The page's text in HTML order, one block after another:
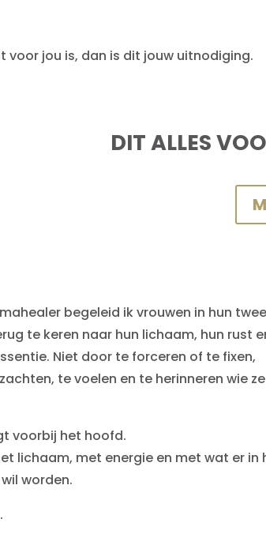
voor jou is, dan is dit jouw uitnodiging.
DIT ALLES
begeleid ik vrouwen in hun
te keren naar hun lichaam, hun rust
Niet door te forceren of te fixen,
te voelen en te herinneren wie ze
voorbij het hoofd.
lichaam, met energie en met wat er in
worden.